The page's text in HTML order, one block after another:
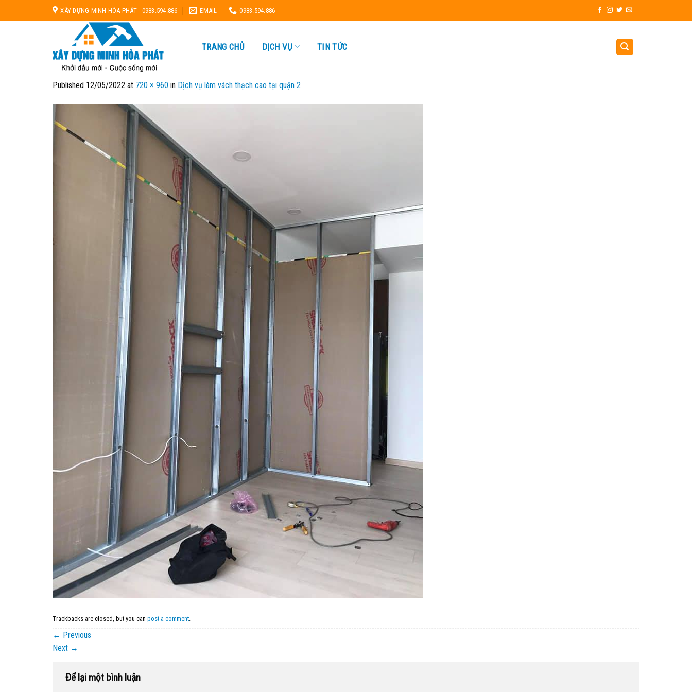
to
XÂY DỰNG MINH HÒA PHÁT - 0983.594.886 EMAIL 0983.594.886
TRANG CHỦ DỊCH VỤ TIN TỨC
Published 12/05/2022 at 720 × 960 in Dịch vụ làm vách thạch cao tại quận 2
Trackbacks are closed, but you can post a comment.
← Previous
Next →
Để lại một bình luận